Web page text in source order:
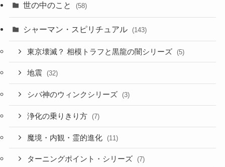
世の中のこと (58)
シャーマン・スピリチュアル (143)
東京壊滅？ 相模トラフと黒龍の闇シリーズ (5)
地震 (32)
シバ神のウィンクシリーズ (3)
浄化の乗りきり方 (7)
魔境・内観・霊的進化 (11)
ターニングポイント・シリーズ (7)